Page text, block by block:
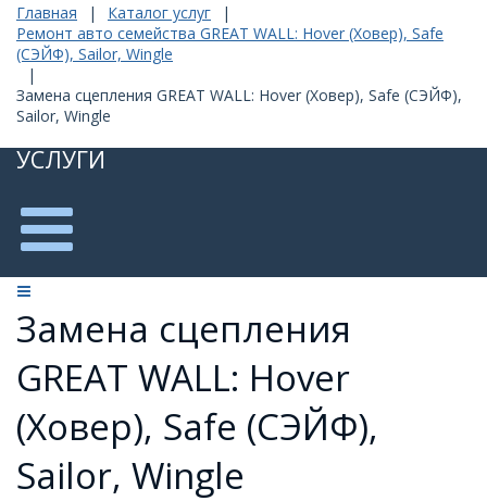
Главная | Каталог услуг
|
Ремонт авто семейства GREAT WALL: Hover (Ховер), Safe
(СЭЙФ), Sailor, Wingle
|
Замена сцепления GREAT WALL: Hover (Ховер), Safe (СЭЙФ),
Sailor, Wingle
УСЛУГИ
Замена сцепления
GREAT WALL: Hover
(Ховер), Safe (СЭЙФ),
Sailor, Wingle